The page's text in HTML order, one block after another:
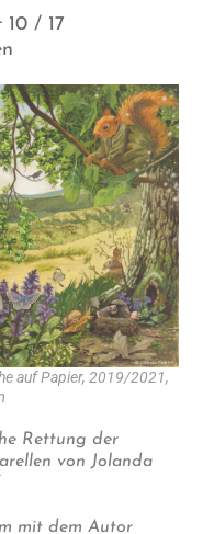
/ 17
auf Papier, 2019/2021,
Rettung der
von Jolanda
mit dem Autor